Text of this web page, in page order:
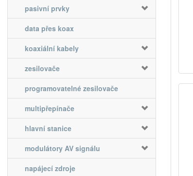
pasivní prvky
data přes koax
koaxiální kabely
zesilovače
programovatelné zesilovače
multipřepínače
hlavní stanice
modulátory AV signálu
napájecí zdroje